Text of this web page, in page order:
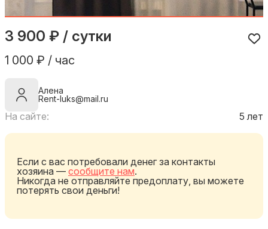
3 900 ₽ / сутки
1 000 ₽ / час
Алена
Rent-luks@mail.ru
На сайте: 5 лет
Если с вас потребовали денег за контакты
хозяина — сообщите нам.
Никогда не отправляйте предоплату, вы можете
потерять свои деньги!